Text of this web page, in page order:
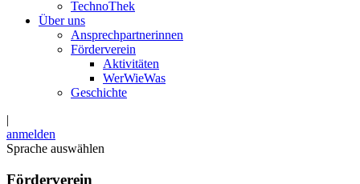
TechnoThek
Über uns
Ansprechpartnerinnen
Förderverein
Aktivitäten
WerWieWas
Geschichte
|
anmelden
Sprache auswählen
Förderverein